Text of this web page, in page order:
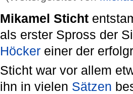
Mikamel Sticht
als erster Spross der
Höcker einer der
Sticht war vor allem
ihn in vielen Sätzen